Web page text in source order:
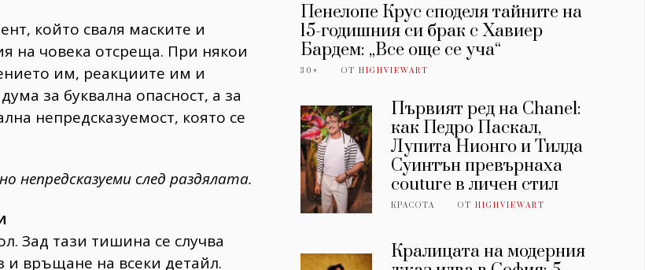
който сваля маските и
на човека отсреща. При някои
им, реакциите им и
за буквална опасност, а за
непредсказуемост, която се
след раздялата.
Зад тази тишина се случва
и връщане на всеки детайл.
Пенелопе Крус споделя тайните на
15-годишния си брак с Хавиер
Бардем: „Все още се уча“
30+ ОТ HIGHVIEWART
Първият ред на Chanel:
как Педро Паскал,
Лупита Нионго и Тилда
Суинтън превърнаха
couture в личен стил
КРАСОТА ОТHIGHVIEWART
Кралицата на модерния